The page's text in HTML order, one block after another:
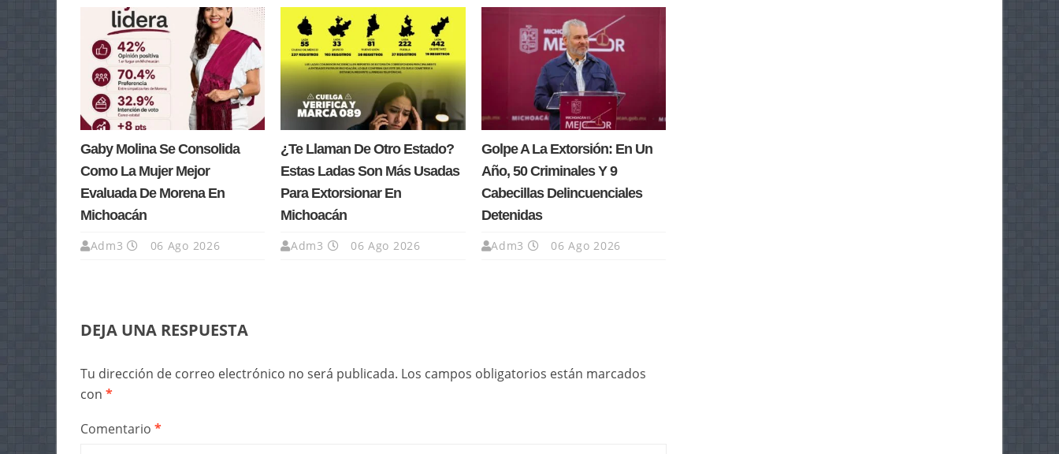
Gaby Molina Se Consolida
Como La Mujer Mejor
Evaluada De Morena En
Michoacán
Adm3 06 Ago 2026
¿Te Llaman De Otro Estado?
Estas Ladas Son Más Usadas
Para Extorsionar En
Michoacán
Adm3 06 Ago 2026
Golpe A La Extorsión: En Un
Año, 50 Criminales Y 9
Cabecillas Delincuenciales
Detenidas
Adm3 06 Ago 2026
DEJA UNA RESPUESTA
Tu dirección de correo electrónico no será publicada. Los campos obligatorios están marcados
con *
Comentario *